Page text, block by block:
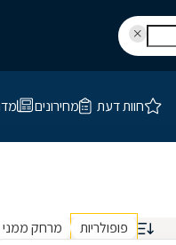
חוות דעת מחירונים
פופולריות מרחק ממני